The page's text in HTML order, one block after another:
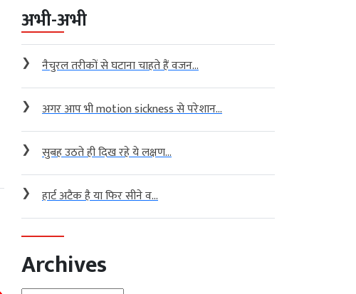
अभी-अभी
❯ नैचुरल तरीकों से घटाना चाहते हैं वजन...
❯ अगर आप भी motion sickness से परेशान...
❯ सुबह उठते ही दिख रहे ये लक्षण...
❯ हार्ट अटैक है या फिर सीने व...
Archives